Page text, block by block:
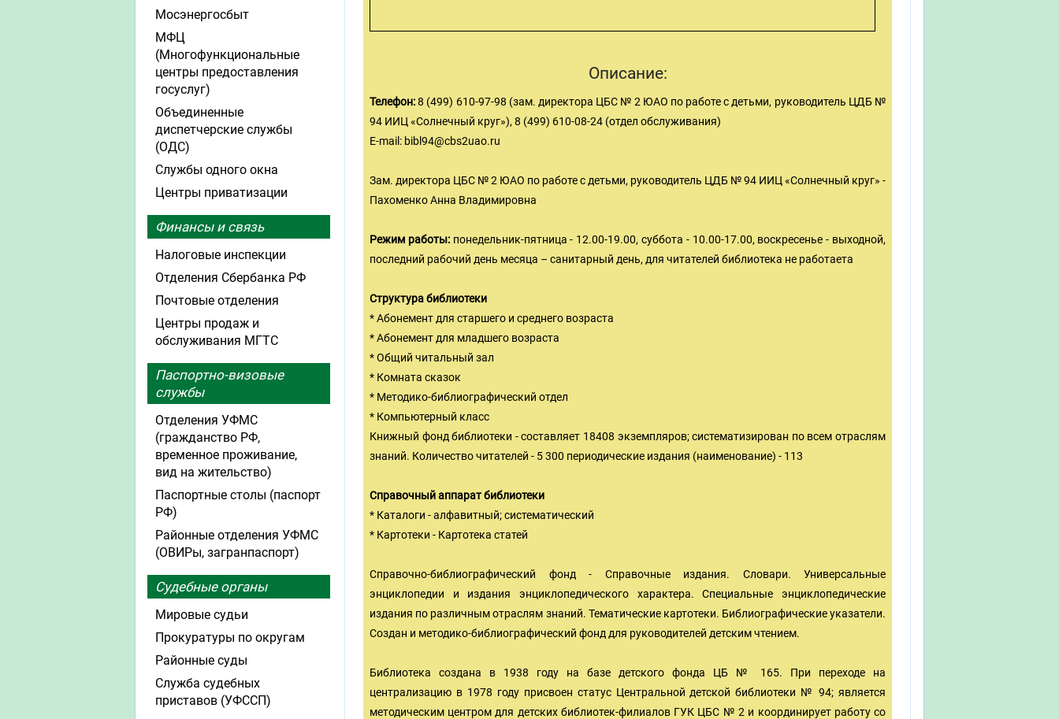
Описание:
Телефон:8 (499) 610-97-98 (зам. директора ЦБС № 2 ЮАО по работе с детьми, руководитель ЦДБ №
94 ИИЦ «Солнечный круг»), 8 (499) 610-08-24 (отдел обслуживания)
E-mail: bibl94@cbs2uao.ru
Зам. директора ЦБС № 2 ЮАО по работе с детьми, руководитель ЦДБ № 94 ИИЦ «Солнечный круг» -
Пахоменко Анна Владимировна
Режим работы: понедельник-пятница - 12.00-19.00, суббота - 10.00-17.00, воскресенье - выходной,
последний рабочий день месяца – санитарный день, для читателей библиотека не работаета
Структура библиотеки
* Абонемент для старшего и среднего возраста
* Абонемент для младшего возраста
* Общий читальный зал
* Комната сказок
* Методико-библиографический отдел
* Компьютерный класс
Книжный фонд библиотеки - составляет 18408 экземпляров; систематизирован по всем отраслям
знаний. Количество читателей - 5 300 периодические издания (наименование) - 113
Справочный аппарат библиотеки
* Каталоги - алфавитный; систематический
* Картотеки - Картотека статей
Справочно-библиографический фонд - Справочные издания. Словари. Универсальные
энциклопедии и издания энциклопедического характера. Специальные энциклопедические
издания по различным отраслям знаний. Тематические картотеки. Библиографические указатели.
Создан и методико-библиографический фонд для руководителей детским чтением.
Библиотека создана в 1938 году на базе детского фонда ЦБ № 165. При переходе на
централизацию в 1978 году присвоен статус Центральной детской библиотеки № 94; является
методическим центром для детских библиотек-филиалов ГУК ЦБС № 2 и координирует работу со
Мосэнергосбыт
МФЦ
(Многофункциональные
центры предоставления
госуслуг)
Объединенные
диспетчерские службы
(ОДС)
Службы одного окна
Центры приватизации
Финансы и связь
Налоговые инспекции
Отделения Сбербанка РФ
Почтовые отделения
Центры продаж и
обслуживания МГТС
Паспортно-визовые
службы
Отделения УФМС
(гражданство РФ,
временное проживание,
вид на жительство)
Паспортные столы (паспорт
РФ)
Районные отделения УФМС
(ОВИРы, загранпаспорт)
Судебные органы
Мировые судьи
Прокуратуры по округам
Районные суды
Служба судебных
приставов (УФССП)